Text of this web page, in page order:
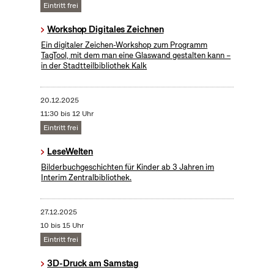
Eintritt frei
Workshop Digitales Zeichnen
Ein digitaler Zeichen-Workshop zum Programm
TagTool, mit dem man eine Glaswand gestalten kann –
in der Stadtteilbibliothek Kalk
20.12.2025
11:30 bis 12 Uhr
Eintritt frei
LeseWelten
Bilderbuchgeschichten für Kinder ab 3 Jahren im
Interim Zentralbibliothek.
27.12.2025
10 bis 15 Uhr
Eintritt frei
3D-Druck am Samstag